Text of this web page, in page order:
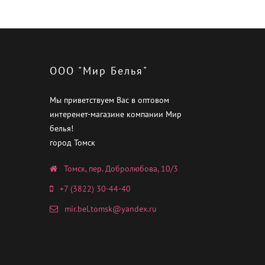
ООО "Мир Белья"
Мы приветствуем Вас в оптовом
интеренет-магазине компании Мир
белья!
город Томск
Томск, пер. Добролюбова, 10/3
+7 (3822) 30-44-40
mir.bel.tomsk@yandex.ru